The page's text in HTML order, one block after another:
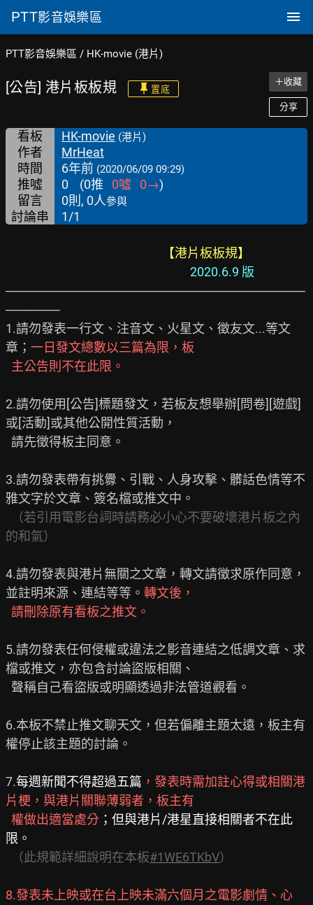
PTT影音娛樂區
PTT影音娛樂區 / HK-movie (港片)
[公告] 港片板板規 置底
＋收藏
分享
看板 HK-movie (港片)
作者
MrHeat
時間
6年前 (2020/06/09 09:29)
推噓 0 (0推 0噓 0→)
留言
0則, 0人參與
討論串 1/1
【港片板板規】
2020.6.9 版
─────────────────────────────────
──────
1.請勿發表一行文、注音文、火星文、徵友文...等文
章； 一日發文總數以三篇為限，板
主公告則不在此限。
2.請勿使用[公告]標題發文，若板友想舉辦[問卷][遊戲]
或[活動]或其他公開性質活動，
3.請勿發表帶有挑釁、引戰、人身攻擊、髒話色情等不
雅文字於文章、簽名檔或推文中。
（若引用電影台詞時請務必小心不要破壞港片板之內
的和氣）
4.請勿發表與港片無關之文章，轉文請徵求原作同意，
並註明來源、連結等等。 轉文後，
請刪除原有看板之推文。
5.請勿發表任何侵權或違法之影音連結之低調文章、求
檔或推文，亦包含討論盜版相關、
6.本板不禁止推文聊天文，但若偏離主題太遠，板主有
權停止該主題的討論。
7.每週新聞不得超過五篇 ，發表時需加註心得或相關港
片梗，與港片關聯薄弱者，板主有
權做出適當處分 ；但與港片/港星直接相關者不在此
限。
（此規範詳細說明在本板#1WE6TKbV）
8.發表未上映或在台上映未滿六個月之電影劇情、心